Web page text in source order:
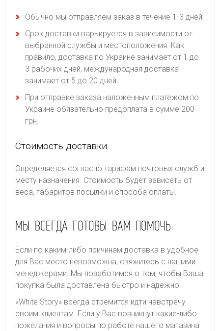
Обычно мы отправляем заказ в течение 1-3 дней.
Срок доставки варьируется в зависимости от
выбранной службы и местоположения. Как
правило, доставка по Украине занимает от 1 до
3 рабочих дней, международная доставка
занимает от 5 до 20 дней.
При отправке заказа наложенным платежом по
Украине обязательно предоплата в сумме 200
грн.
Стоимость доставки
Определяется согласно тарифам почтовых служб и
месту назначения. Стоимость будет зависеть от
веса, габаритов посылки и способа оплаты.
МЫ ВСЕГДА ГОТОВЫ ВАМ ПОМОЧЬ
Если по каким-либо причинам доставка в удобное
для Вас место невозможна, свяжитесь с нашими
менеджерами. Мы позаботимся о том, чтобы Ваша
покупка была доставлена быстро и надежно.
«White Story» всегда стремится идти навстречу
своим клиентам. Если у Вас возникнут какие-либо
пожелания и вопросы по работе нашего магазина